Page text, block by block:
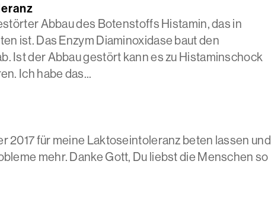
Abbau des Botenstoffs Histamin, das in
ist. Das Enzym Diaminoxidase baut den
Ist der Abbau gestört kann es zu Histaminschock
Ich habe das...
2017 für meine Laktoseintoleranz beten lassen und
mehr. Danke Gott, Du liebst die Menschen so